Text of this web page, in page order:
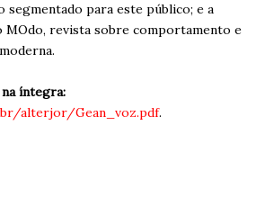
segmentado para este público; e a
MOdo, revista sobre comportamento e
íntegra:
alterjor/Gean_voz.pdf.